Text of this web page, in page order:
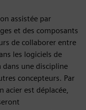
assistée par
et des composants
de collaborer entre
les logiciels de
dans une discipline
concepteurs. Par
acier est déplacée,